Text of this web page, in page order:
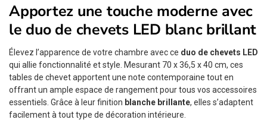
Apportez une touche moderne avec
le duo de chevets LED blanc brillant
Élevez l’apparence de votre chambre avec ce duo de chevets LED
qui allie fonctionnalité et style. Mesurant 70 x 36,5 x 40 cm, ces
tables de chevet apportent une note contemporaine tout en
offrant un ample espace de rangement pour tous vos accessoires
essentiels. Grâce à leur finition blanche brillante, elles s’adaptent
facilement à tout type de décoration intérieure.